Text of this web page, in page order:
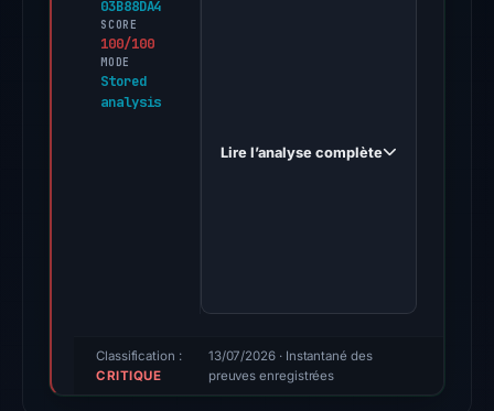
03B88DA4
SCORE
100/100
MODE
Stored
analysis
an
of
the
Lire l’analyse complète
Classification :
CRITIQUE
13/07/2026 · Instantané des
preuves enregistrées